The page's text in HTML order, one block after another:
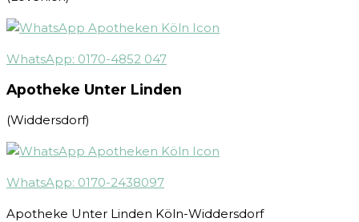
WhatsApp: 0170-4852 047
Apotheke Unter Linden
(Widdersdorf)
WhatsApp: 0170-2438097
Apotheke Unter Linden Köln-Widdersdorf